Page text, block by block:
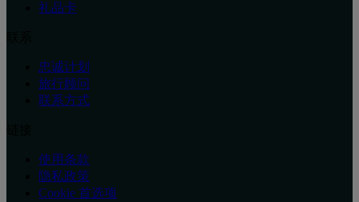
礼品卡
忠诚计划
旅行顾问
联系方式
使用条款
隐私政策
Cookie 首选项